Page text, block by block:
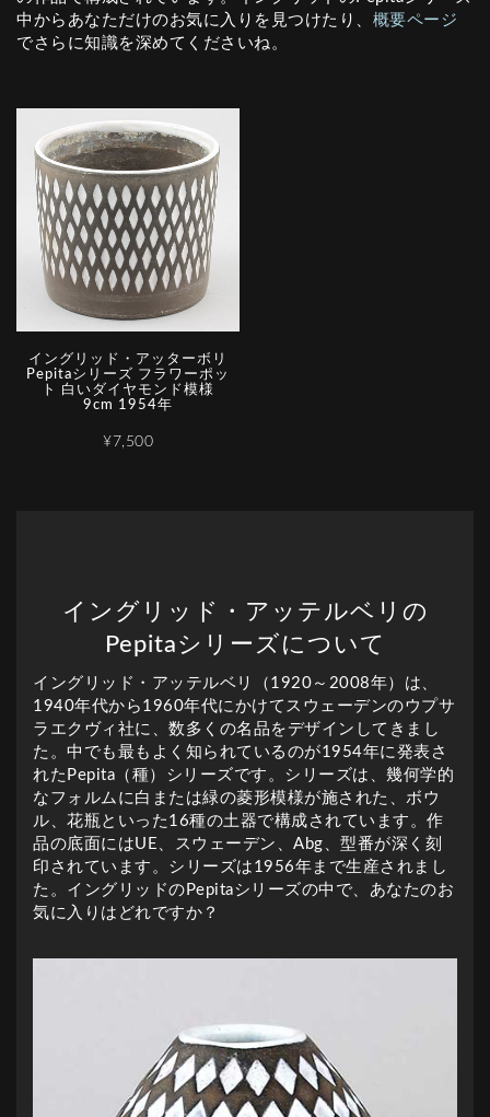
中からあなただけのお気に入りを見つけたり、 概要ページ
でさらに知識を深めてくださいね。
イングリッド・アッターボリ
Pepitaシリーズ フラワーポッ
ト 白いダイヤモンド模様
9cm 1954年
¥7,500
イングリッド・アッテルベリの
Pepitaシリーズについて
イングリッド・アッテルベリ（1920～2008年）は、
1940年代から1960年代にかけてスウェーデンのウプサ
ラエクヴィ社に、数多くの名品をデザインしてきまし
た。中でも最もよく知られているのが1954年に発表さ
れたPepita（種）シリーズです。シリーズは、幾何学的
なフォルムに白または緑の菱形模様が施された、ボウ
ル、花瓶といった16種の土器で構成されています。作
品の底面にはUE、スウェーデン、Abg、型番が深く刻
印されています。シリーズは1956年まで生産されまし
た。イングリッドのPepitaシリーズの中で、あなたのお
気に入りはどれですか？